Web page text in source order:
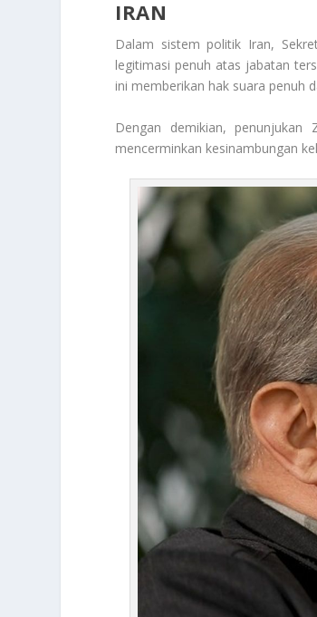
IRAN
Dalam sistem politik Iran,
legitimasi penuh atas jabatan
ini memberikan hak suara penuh
Dengan demikian, penunjukan
mencerminkan kesinambungan